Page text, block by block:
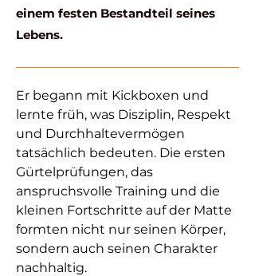
einem festen Bestandteil seines
Lebens.
Er begann mit Kickboxen und
lernte früh, was Disziplin, Respekt
und Durchhaltevermögen
tatsächlich bedeuten. Die ersten
Gürtelprüfungen, das
anspruchsvolle Training und die
kleinen Fortschritte auf der Matte
formten nicht nur seinen Körper,
sondern auch seinen Charakter
nachhaltig.